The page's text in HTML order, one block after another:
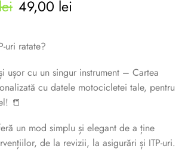
49,00 lei
uri ratate?
ușor cu un singur instrument – Cartea
cu datele motocicletei tale, pentru
📒
un mod simplu și elegant de a ține
de la revizii, la asigurări și ITP-uri.